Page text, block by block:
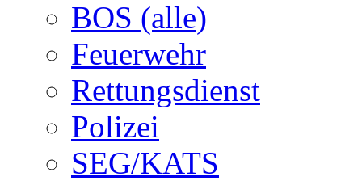
BOS (alle)
Feuerwehr
Rettungsdienst
Polizei
SEG/KATS